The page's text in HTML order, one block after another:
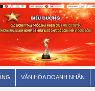
VĂN HÓA DOANH NHÂN